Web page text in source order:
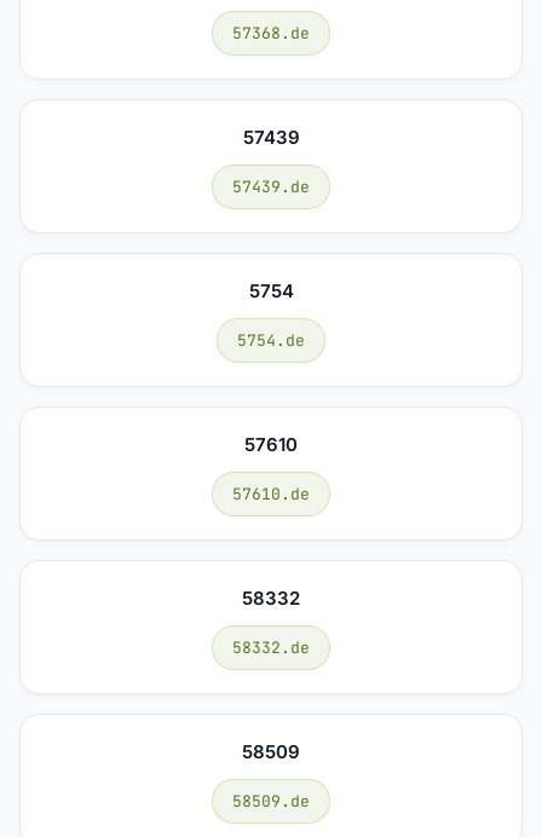
57368.de
57439
57439.de
5754
5754.de
57610
57610.de
58332
58332.de
58509
58509.de